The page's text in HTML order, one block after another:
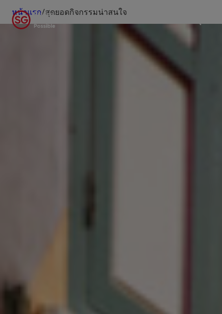
หน้าแรก/สุดยอดกิจกรรมน่าสนใจ